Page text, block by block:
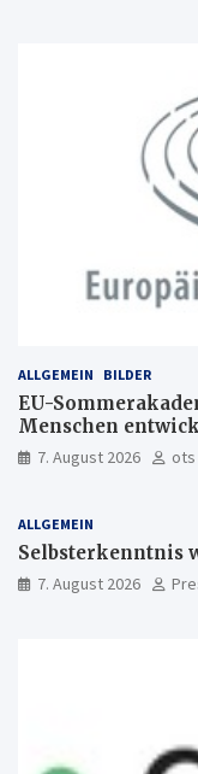
ALLGEMEIN BILDER
EU-
Menschen
7. August 2026 ots
ALLGEMEIN
Selbsterkenntnis
7. August 2026